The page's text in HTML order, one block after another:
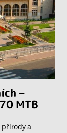
–
MTB
přírody a